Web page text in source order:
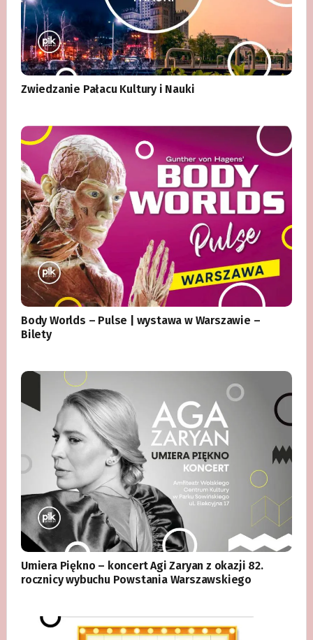
Zwiedzanie Pałacu Kultury i Nauki
Body Worlds – Pulse | wystawa w Warszawie –
Bilety
Umiera Piękno – koncert Agi Zaryan z okazji 82.
rocznicy wybuchu Powstania Warszawskiego